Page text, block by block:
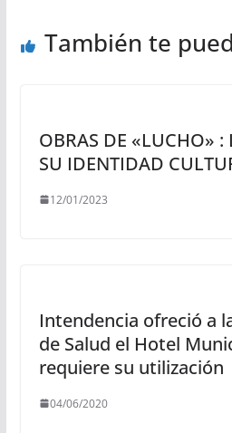
También te
OBRAS DE «LUCHO» :
SU IDENTIDAD
12/01/2023
Intendencia ofreció a
de Salud el Hotel
requiere su utilización
04/06/2020